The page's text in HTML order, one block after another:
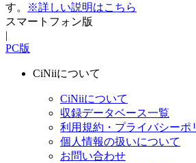
す。
※詳しい説明はこちら
スマートフォン版
|
PC版
CiNiiについて
CiNiiについて
収録データベース一覧
利用規約・プライバシーポ
個人情報の扱いについて
お問い合わせ